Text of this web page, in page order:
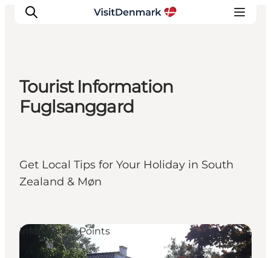
Inspiration
Resmål
Planera resan
Tourist Information
Fuglsanggard
Get Local Tips for Your Holiday in South
Zealand & Møn
Information Points